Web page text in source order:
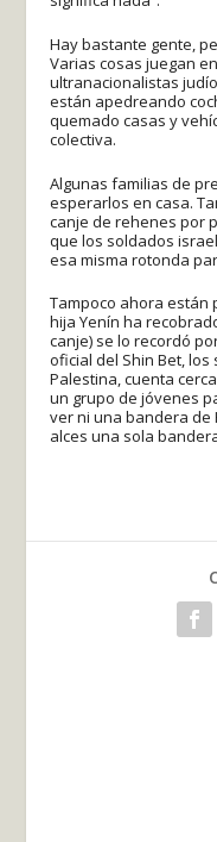
Hay bastante gente,
Varias cosas juegan
ultranacionalistas
están apedreando
quemado casas y
colectiva.
Algunas familias de
esperarlos en casa.
canje de rehenes por
que los soldados
esa misma rotonda
Tampoco ahora están
hija Yenín ha
canje) se lo recordó
oficial del Shin Bet,
Palestina, cuenta
un grupo de jóvenes
ver ni una bandera de
alces una sola